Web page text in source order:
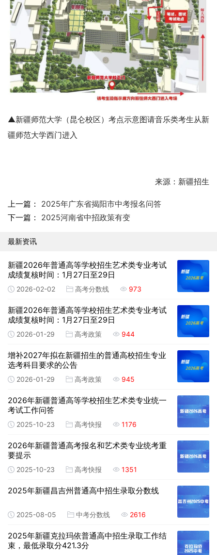
▲新疆师范大学（昆仑校区）考点示意图请音乐类考生从新
疆师范大学西门进入
来源：新疆招生
上一篇： 2025年广东省揭阳市中考报名问答
下一篇： 2025河南省中招政策有变
最新资讯
新疆2026年普通高等学校招生艺术类专业考试
成绩复核时间：1月27日至29日
2026-02-02 高考分数线 973
新疆2026年普通高等学校招生艺术类专业考试
成绩复核时间：1月27日至29日
2026-01-29 高考政策 944
增补2027年拟在新疆招生的普通高校招生专业
选考科目要求的公告
2026-01-29 高考政策 945
2026年新疆普通高等学校招生艺术类专业统一
考试工作问答
2025-10-23 高考快报 1176
2026年新疆普通高考报名和艺术类专业统考重
要提示
2025-10-23 高考快报 1351
2025年新疆昌吉州普通高中招生录取分数线
2025-08-05 中考分数线 2616
2025年新疆克拉玛依普通高中招生录取工作结
束，最低录取分421.3分